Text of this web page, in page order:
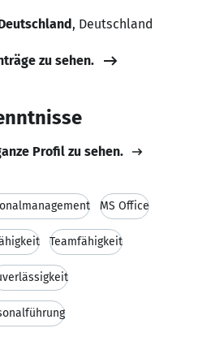
, Deutschland
zu sehen.
Profil zu sehen.
MS Office
Teamfähigkeit